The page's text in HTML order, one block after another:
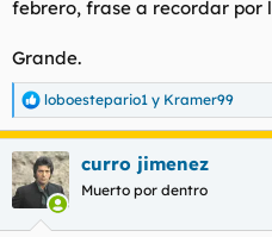
febrero, frase a recordar por
Grande.
R
e
a
c
c
loboestepario1 y Kramer99
curro jimenez
Muerto por dentro